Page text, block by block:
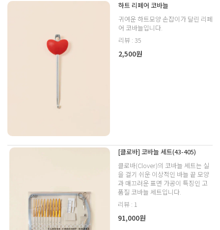
하트 리페어 코바늘
귀여운 하트모양 손잡이가 달린 리페
어 코바늘입니다.
리뷰 : 35
2,500원
[클로바] 코바늘 세트(43-405)
클로바(Clover)의 코바늘 세트는 실
을 걸기 쉬운 이상적인 바늘 끝 모양
과 매끄러운 표면 가공이 특징인 고
품질 코바늘 세트입니다.
리뷰 : 1
91,000원